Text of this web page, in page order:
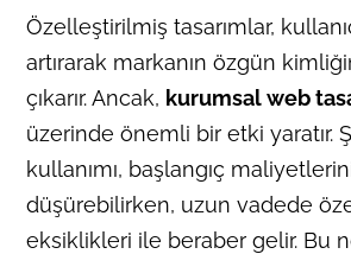
Özelleştirilmiş tasarımlar,
artırarak markanın özgün
çıkarır. Ancak, kurumsal web
üzerinde önemli bir etki yaratır.
kullanımı, başlangıç
düşürebilirken, uzun vadede
eksiklikleri ile beraber gelir. Bu